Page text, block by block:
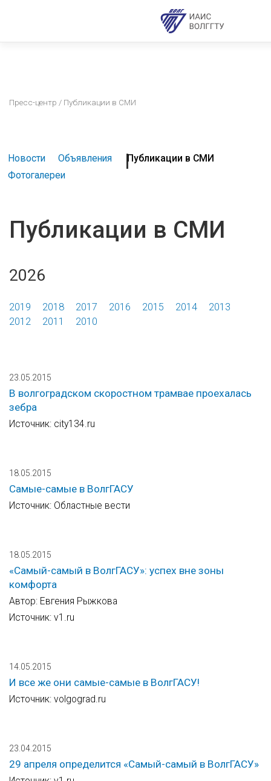
Пресс-центр / Публикации в СМИ
Новости Объявления
Публикации в СМИ
Фотогалереи
Публикации в СМИ
2026
2019 2018 2017 2016 2015 2014
2013
2012
2011 2010
23.05.2015
В волгоградском скоростном трамвае проехалась
зебра
Источник: city134.ru
18.05.2015
Самые-самые в ВолгГАСУ
Источник: Областные вести
18.05.2015
«Самый-самый в ВолгГАСУ»: успех вне зоны
комфорта
Автор: Евгения Рыжкова
Источник: v1.ru
14.05.2015
И все же они самые-самые в ВолгГАСУ!
Источник: volgograd.ru
23.04.2015
29 апреля определится «Самый-самый в ВолгГАСУ»